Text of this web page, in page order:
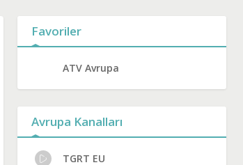
Favoriler
ATV Avrupa
Avrupa Kanalları
TGRT EU